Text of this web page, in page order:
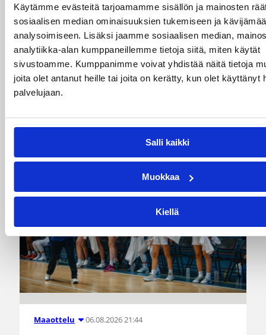
Käytämme evästeitä tarjoamamme sisällön ja mainosten
sosiaalisen median ominaisuuksien tukemiseen ja
analysoimiseen. Lisäksi jaamme sosiaalisen median,
analytiikka-alan kumppaneillemme tietoja siitä, miten käytät
sivustoamme. Kumppanimme voivat yhdistää näitä tietoja
joita olet antanut heille tai joita on kerätty, kun olet käyttänyt
palvelujaan.
Salli kaikki
Muokkaa
Kiellä
Daniel Dolenc KTP-Basketin
haaviin
Dolenc on rakentanut pitkän ammattilaisuran
Suomen lisäksi Ranskassa, Itävallassa,
Liettuassa, Romaniassa, Bosniassa ja viimeksi
Maaottelu 06.08.2026 21:44